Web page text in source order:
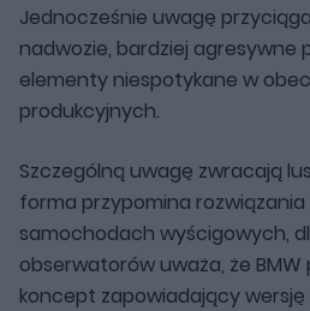
Jednocześnie uwagę
nadwozie, bardziej agresywne
elementy niespotykane w
produkcyjnych.
Szczególną uwagę zwracają
forma przypomina
samochodach wyścigowych,
obserwatorów uważa, że BMW
koncept zapowiadający